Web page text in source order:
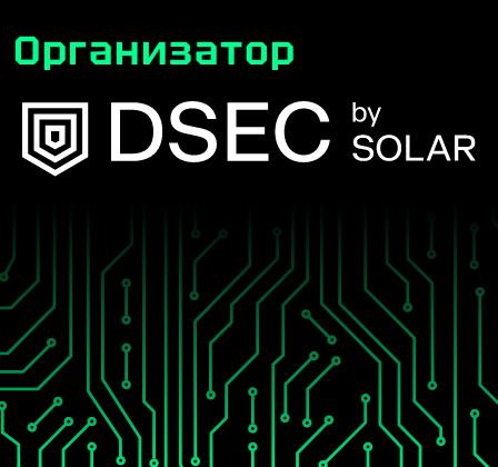
Организатор